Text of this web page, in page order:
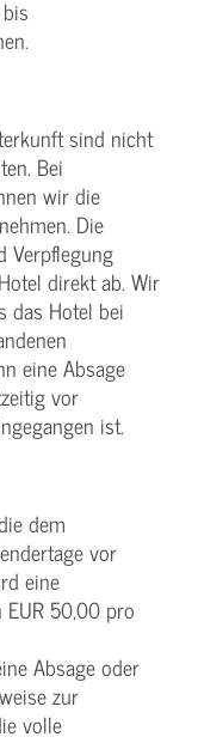
sind nicht
Bei
wir die
Die
Verpflegung
direkt ab. Wir
das Hotel bei
eine Absage
vor
ist.
dem
vor
eine
50,00 pro
Absage oder
zur
volle